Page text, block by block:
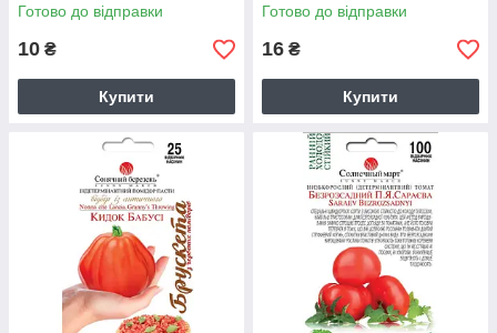
Готово до відправки
10 ₴
Купити
Готово до відправки
16 ₴
Купити